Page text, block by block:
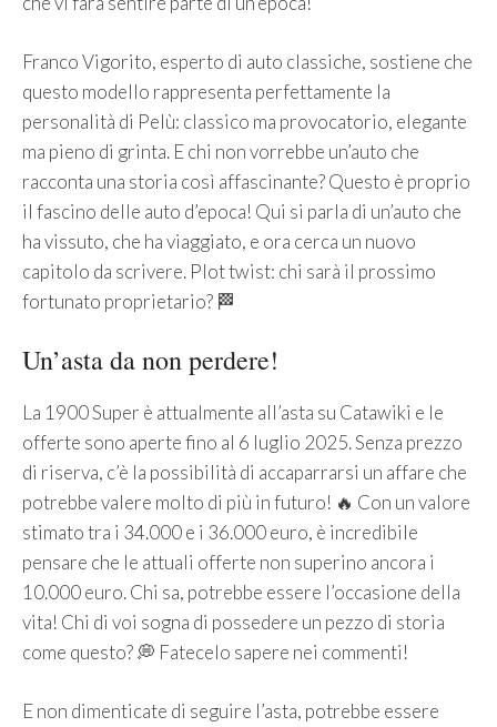
Franco Vigorito, esperto di auto classiche, sostiene che
questo modello rappresenta perfettamente la
personalità di Pelù: classico ma provocatorio, elegante
ma pieno di grinta. E chi non vorrebbe un’auto che
racconta una storia così affascinante? Questo è proprio
il fascino delle auto d’epoca! Qui si parla di un’auto che
ha vissuto, che ha viaggiato, e ora cerca un nuovo
capitolo da scrivere. Plot twist: chi sarà il prossimo
fortunato proprietario? 🏁
Un’asta da non perdere!
La 1900 Super è attualmente all’asta su Catawiki e le
offerte sono aperte fino al 6 luglio 2025. Senza prezzo
di riserva, c’è la possibilità di accaparrarsi un affare che
potrebbe valere molto di più in futuro! 🔥 Con un valore
stimato tra i 34.000 e i 36.000 euro, è incredibile
pensare che le attuali offerte non superino ancora i
10.000 euro. Chi sa, potrebbe essere l’occasione della
vita! Chi di voi sogna di possedere un pezzo di storia
come questo? 💭 Fatecelo sapere nei commenti!
E non dimenticate di seguire l’asta, potrebbe essere